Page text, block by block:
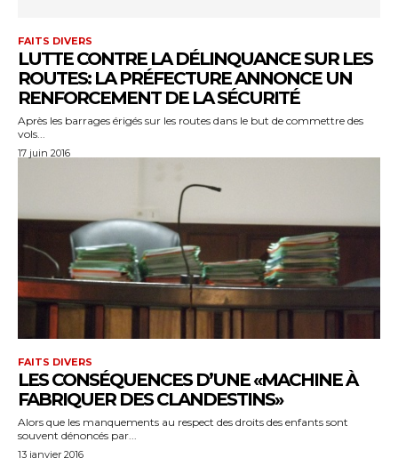
FAITS DIVERS
LUTTE CONTRE LA DÉLINQUANCE SUR LES
ROUTES: LA PRÉFECTURE ANNONCE UN
RENFORCEMENT DE LA SÉCURITÉ
Après les barrages érigés sur les routes dans le but de commettre des
vols...
17 juin 2016
FAITS DIVERS
LES CONSÉQUENCES D’UNE «MACHINE À
FABRIQUER DES CLANDESTINS»
Alors que les manquements au respect des droits des enfants sont
souvent dénoncés par...
13 janvier 2016